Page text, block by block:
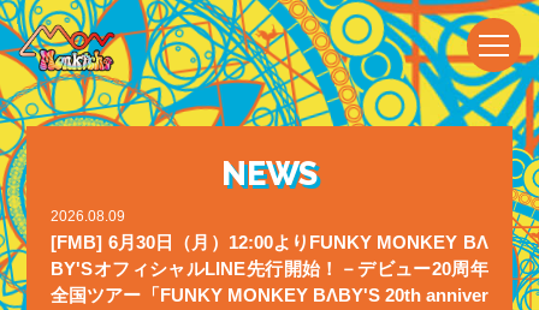
NEWS
2026.08.09
[FMB] 6月30日（月）12:00よりFUNKY MONKEY BΛ
BY'SオフィシャルLINE先行開始！－デビュー20周年
全国ツアー「FUNKY MONKEY BΛBY'S 20th anniver